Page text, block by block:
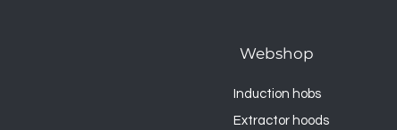
Webshop
Induction hobs
Extractor hoods